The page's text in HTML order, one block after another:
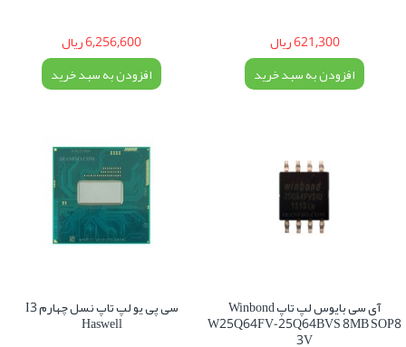
621,300 ریال
افزودن به سبد خرید
6,256,600 ریال
افزودن به سبد خرید
آی سی بایوس لپ تاپ Winbond
W25Q64FV-25Q64BVS 8MB SOP8
3V
سی پی یو لپ تاپ نسل چهارم I3
Haswell